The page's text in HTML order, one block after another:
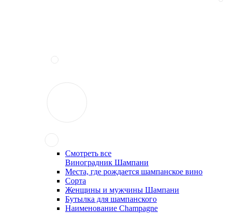
Смотреть все
Виноградник Шампани
Места, где рождается шампанское вино
Сорта
Женщины и мужчины Шампани
Бутылка для шампанского
Наименование Champagne